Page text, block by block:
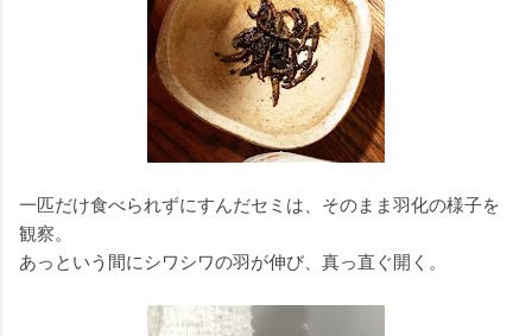
一匹だけ食べられずにすんだセミは、そのまま羽化の様子を
観察。
あっという間にシワシワの羽が伸び、真っ直ぐ開く。